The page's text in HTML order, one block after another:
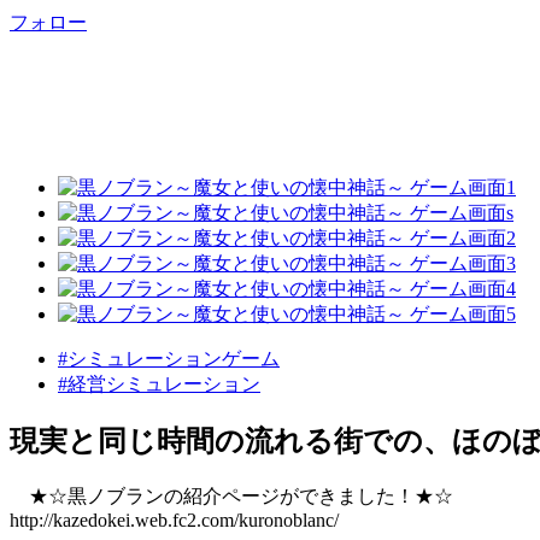
フォロー
#シミュレーションゲーム
#経営シミュレーション
現実と同じ時間の流れる街での、ほの
★☆黒ノブランの紹介ページができました！★☆
http://kazedokei.web.fc2.com/kuronoblanc/